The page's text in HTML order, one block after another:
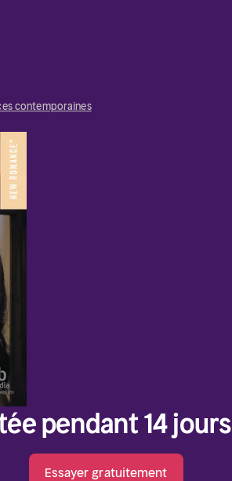
contemporaines
pendant 14 jours
Essayer gratuitement